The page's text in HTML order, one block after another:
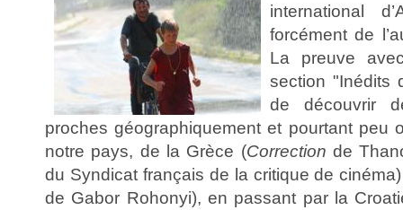
international
forcément de
La preuve
section "Inédits
de découvrir
proches géographiquement et pourtant peu
notre pays, de la Grèce (Correction de
du Syndicat français de la critique de
de Gabor Rohonyi), en passant par la